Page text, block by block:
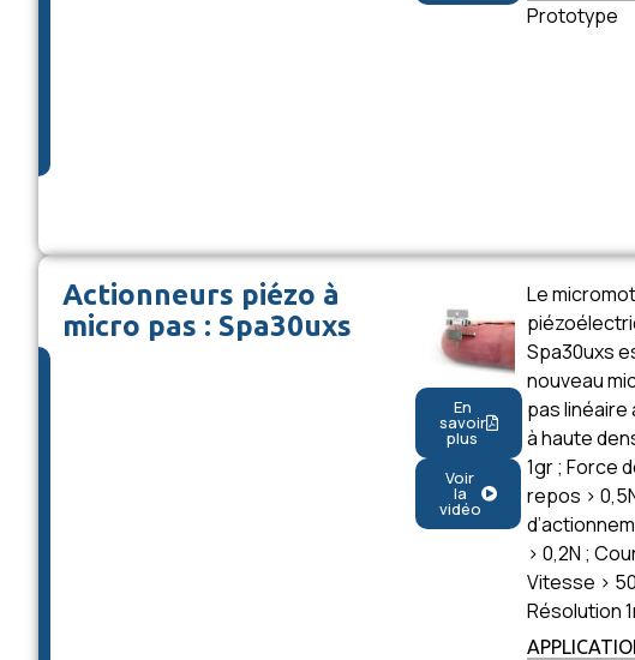
Prototype
Actionneurs piézo à
micro pas : Spa30uxs
En
savoir
plus
Voir
la
vidéo
Le
Spa30uxs
nouveau
pas linéaire
à haute
1gr ; Force
repos >
> 0,2N ;
Vitesse >
Résolution